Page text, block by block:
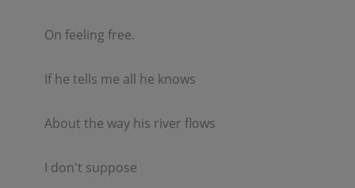
On feeling free.
If he tells me all he knows
About the way his river flows
I don't suppose